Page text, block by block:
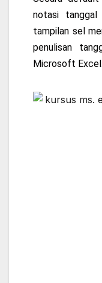
notasi
tampilan sel
penulisan
Microsoft Excel.